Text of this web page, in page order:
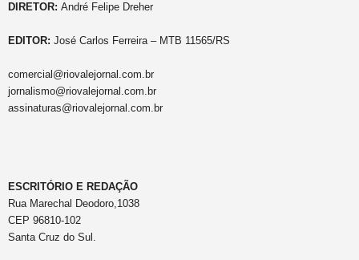
DIRETOR: André Felipe Dreher
EDITOR: José Carlos Ferreira – MTB 11565/RS
comercial@riovalejornal.com.br
jornalismo@riovalejornal.com.br
assinaturas@riovalejornal.com.br
ESCRITÓRIO E REDAÇÃO
Rua Marechal Deodoro,1038
CEP 96810-102
Santa Cruz do Sul.